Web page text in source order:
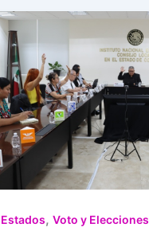
Estados, Voto y Elecciones